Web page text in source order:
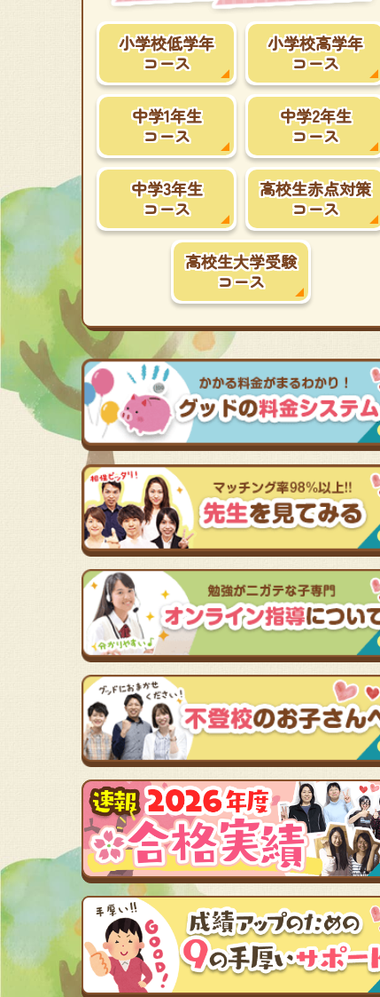
小学校低学年
コース
小学校高学年
コース
中学1年生
コース
中学2年生
コース
中学3年生
コース
高校生赤点対策
コース
高校生大学受験
コース